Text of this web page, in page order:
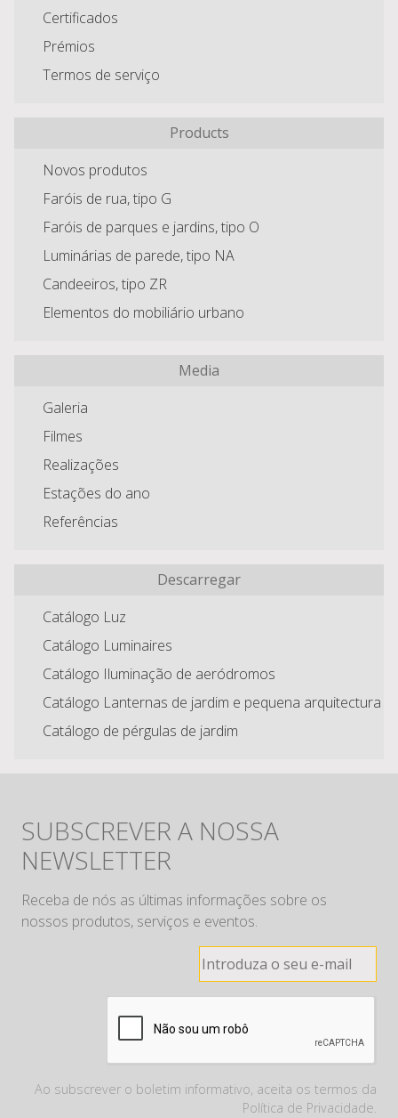
Certificados
Prémios
Termos de serviço
Products
Novos produtos
Faróis de rua, tipo G
Faróis de parques e jardins, tipo O
Luminárias de parede, tipo NA
Candeeiros, tipo ZR
Elementos do mobiliário urbano
Media
Galeria
Filmes
Realizações
Estações do ano
Referências
Descarregar
Catálogo Luz
Catálogo Luminaires
Catálogo Iluminação de aeródromos
Catálogo Lanternas de jardim e pequena arquitectura
Catálogo de pérgulas de jardim
SUBSCREVER A NOSSA
NEWSLETTER
Receba de nós as últimas informações sobre os
nossos produtos, serviços e eventos.
Ao subscrever o boletim informativo, aceita os termos da
Política de Privacidade.